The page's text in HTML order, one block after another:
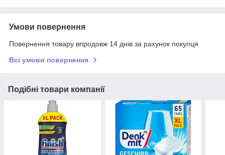
Умови повернення
Повернення товару впродовж 14 днів за рахунок покупця
Всі умови повернення
Подібні товари компанії